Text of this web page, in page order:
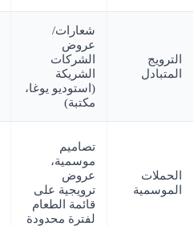
الترويج
المتبادل
شعارات/
عروض
الشركات
الشريكة
(استوديو يوغا،
مكتبة)
الحملات
الموسمية
تصاميم
موسمية،
عروض
ترويجية على
قائمة الطعام
لفترة محدودة